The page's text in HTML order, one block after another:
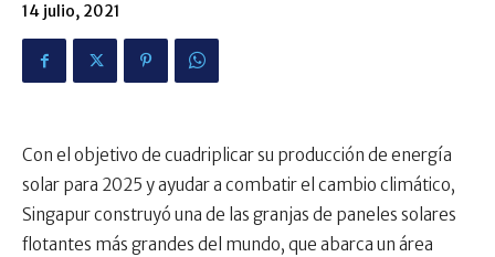
14 julio, 2021
Con el objetivo de cuadriplicar su producción de energía
solar para 2025 y ayudar a combatir el cambio climático,
Singapur construyó una de las granjas de paneles solares
flotantes más grandes del mundo, que abarca un área